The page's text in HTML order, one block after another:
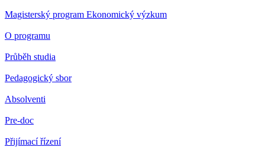
Magisterský program Ekonomický výzkum
O programu
Průběh studia
Pedagogický sbor
Absolventi
Pre-doc
Přijímací řízení